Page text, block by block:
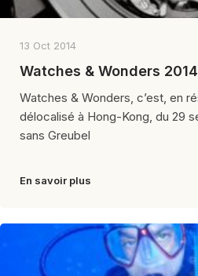
13 Oct 2014
Watches & Wonders 2014
Watches & Wonders, c’est, en
délocalisé à Hong-Kong, du 29
sans Greubel
En savoir plus